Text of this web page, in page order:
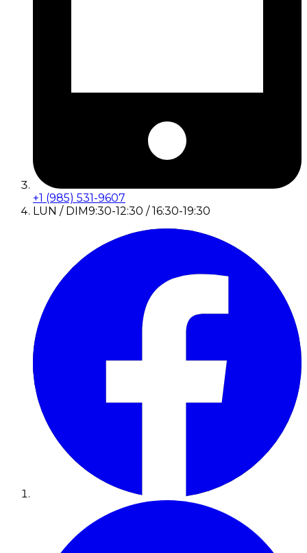
+1 (985) 531-9607
LUN / DIM9:30-12:30 / 16:30-19:30